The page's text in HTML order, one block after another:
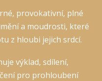
provokativní, plné
a moudrosti, které
z hloubi jejich srdcí.
výklad, sdílení,
pro prohloubení